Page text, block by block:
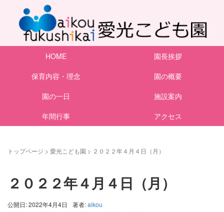
HOME
園長挨拶
保育内容・理念
園の概要
園の一日
施設案内
年間行事
アクセス
トップページ > 愛光こども園 > ２０２２年４月４日（月）
２０２２年４月４日（月）
公開日: 2022年4月4日 著者:aikou